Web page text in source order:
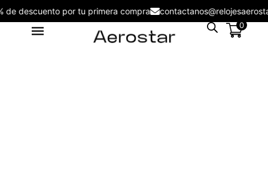
5% de descuento por tu primera compra
0